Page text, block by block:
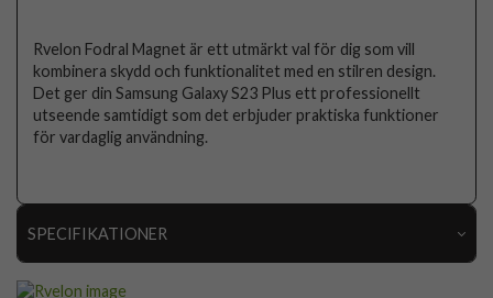
Rvelon Fodral Magnet är ett utmärkt val för dig som vill
kombinera skydd och funktionalitet med en stilren design.
Det ger din Samsung Galaxy S23 Plus ett professionellt
utseende samtidigt som det erbjuder praktiska funktioner
för vardaglig användning.
SPECIFIKATIONER